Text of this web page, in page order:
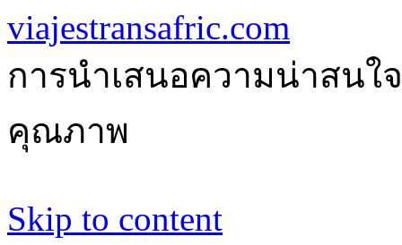
viajestransafric.com
การนำเสนอความน่าสนใ
คุณภาพ
Skip to content